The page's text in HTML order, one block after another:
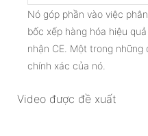
Nó góp phần vào việc
bốc xếp hàng hóa hiệu
nhận CE. Một trong
chính xác của nó.
Video được đề xuất